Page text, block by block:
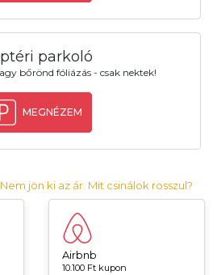
parkoló
bőrönd fóliázás - csak nektek!
MEGNÉZEM
Nem jön ki az ár. Mit csinálok rosszul?
Airbnb
10.100 Ft kupon